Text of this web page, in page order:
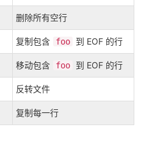
删除所有空行
复制包含 foo 到 EOF 的行
移动包含 foo 到 EOF 的行
反转文件
复制每一行